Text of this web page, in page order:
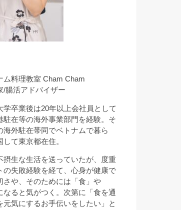
ム料理教室 Cham Cham
/腸活アドバイザー
学卒業後は20年以上会社員として
駐在等の海外事業部門を経験。そ
海外駐在帯同でベトナムで暮ら
て東京都在住。
摂生な生活を送っていたが、度重
の失敗経験を経て、心身が健康で
さや、そのためには「食」や
なると気がつく。次第に「食を通
元気にするお手伝いをしたい」と